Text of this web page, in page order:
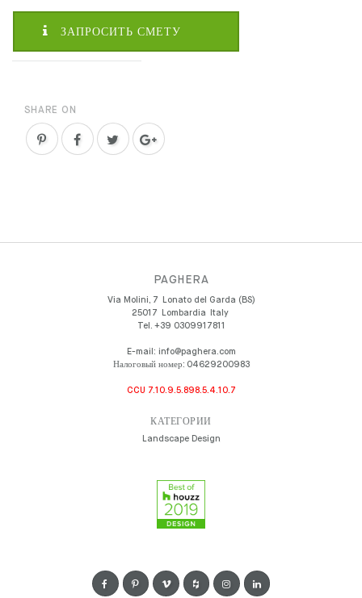
ЗАПРОСИТЬ СМЕТУ
SHARE ON
PAGHERA
Via Molini, 7
Lonato del Garda (BS)
25017
Lombardia
Italy
Tel. +39 0309917811
E-mail: info@paghera.com
Налоговый номер: 04629200983
CCU 7.10.9.5.898.5.4.10.7
КАТЕГОРИИ
Landscape Design